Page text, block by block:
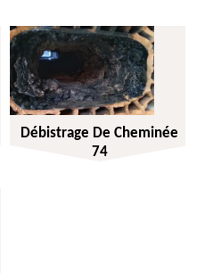
Débistrage De Cheminée
74